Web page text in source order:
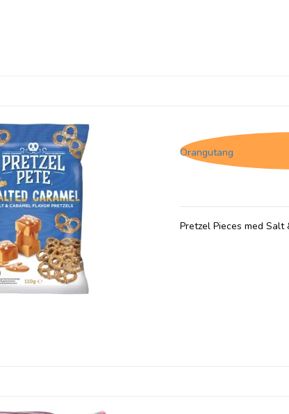
Orangutang
Pretzel Pieces med Salt